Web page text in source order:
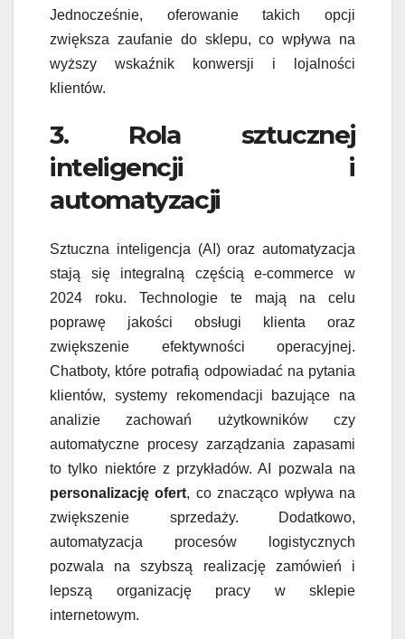
Jednocześnie, oferowanie takich opcji
zwiększa zaufanie do sklepu, co wpływa na
wyższy wskaźnik konwersji i lojalności
klientów.
3. Rola sztucznej
inteligencji i
automatyzacji
Sztuczna inteligencja (AI) oraz automatyzacja
stają się integralną częścią e-commerce w
2024 roku. Technologie te mają na celu
poprawę jakości obsługi klienta oraz
zwiększenie efektywności operacyjnej.
Chatboty, które potrafią odpowiadać na pytania
klientów, systemy rekomendacji bazujące na
analizie zachowań użytkowników czy
automatyczne procesy zarządzania zapasami
to tylko niektóre z przykładów. AI pozwala na
personalizację ofert, co znacząco wpływa na
zwiększenie sprzedaży. Dodatkowo,
automatyzacja procesów logistycznych
pozwala na szybszą realizację zamówień i
lepszą organizację pracy w sklepie
internetowym.